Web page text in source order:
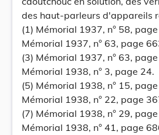
des haut-parleurs d'appareils
(1) Mémorial 1937, n° 58,
Mémorial 1937, n° 63, page
(3) Mémorial 1937, n° 63,
Mémorial 1938, n° 3, page 24.
(5) Mémorial 1938, n° 15,
Mémorial 1938, n° 22, page
(7) Mémorial 1938, n° 29,
Mémorial 1938, n° 41, page